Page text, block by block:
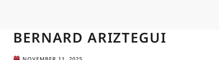
BERNARD ARIZTEGUI